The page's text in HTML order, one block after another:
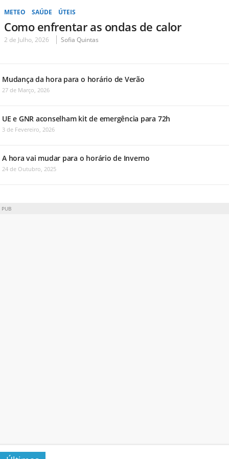
METEO SAÚDE ÚTEIS
Como enfrentar as ondas de calor
2 de Julho, 2026 Sofia Quintas
Mudança da hora para o horário de Verão
27 de Março, 2026
UE e GNR aconselham kit de emergência para 72h
3 de Fevereiro, 2026
A hora vai mudar para o horário de Inverno
24 de Outubro, 2025
PUB